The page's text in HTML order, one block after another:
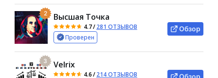
2 Высшая Точка
4.7/281 ОТЗЫВОВ
Проверен
Обзор
3 Velrix
4.6/214 ОТЗЫВОВ
Обзор